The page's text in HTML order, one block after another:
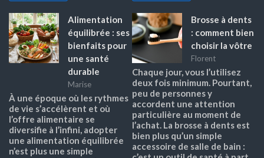
Alimentation
équilibrée : ses
bienfaits pour
une santé
durable
Marise
À une époque où les rythmes
de vie s’accélèrent et où
l’offre alimentaire se
diversifie à l’infini, adopter
une alimentation équilibrée
n’est plus une simple
Brosse à dents
: comment bien
choisir la vôtre
Florent
Chaque jour, vous l’utilisez
deux fois minimum. Pourtant,
peu de personnes y
accordent une attention
particulière au moment de
l’achat. La brosse à dents est
bien plus qu’un simple
accessoire de salle de bain :